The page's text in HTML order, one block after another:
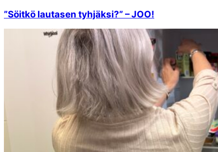
”Söitkö lautasen tyhjäksi?” – JOO!